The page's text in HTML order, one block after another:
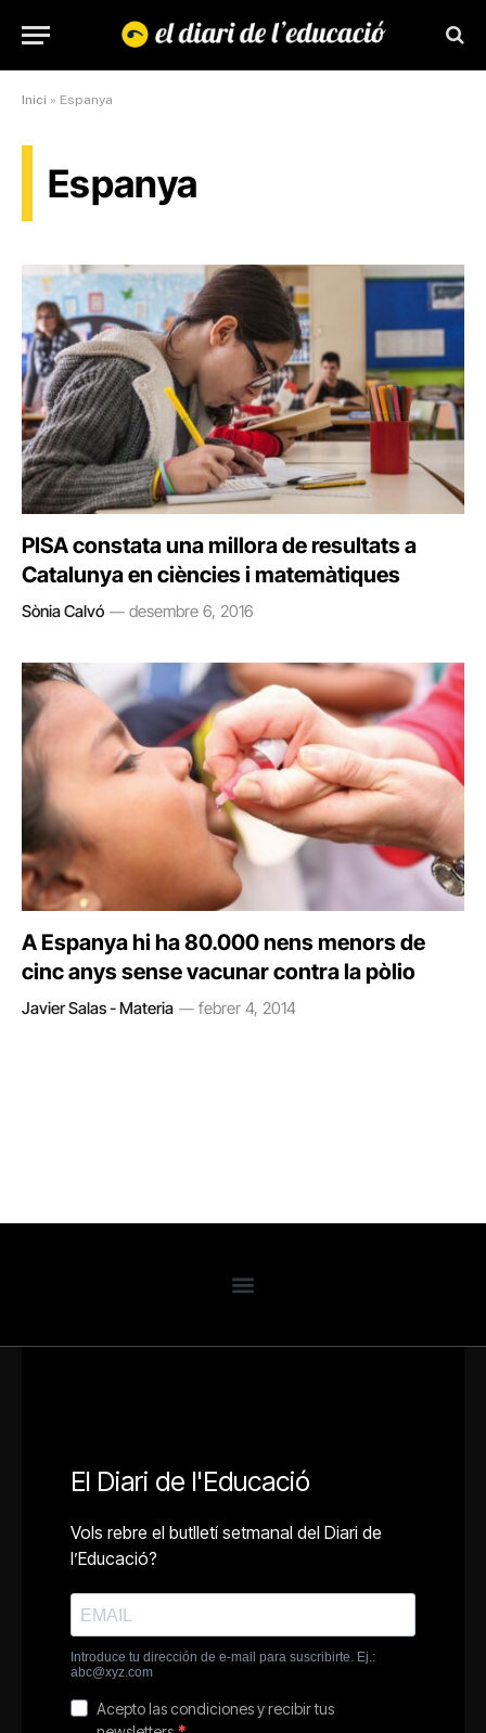
Inici » Espanya
Espanya
PISA constata una millora de resultats a
Catalunya en ciències i matemàtiques
Sònia Calvó desembre 6, 2016
A Espanya hi ha 80.000 nens menors de
cinc anys sense vacunar contra la pòlio
Javier Salas - Materia febrer 4, 2014